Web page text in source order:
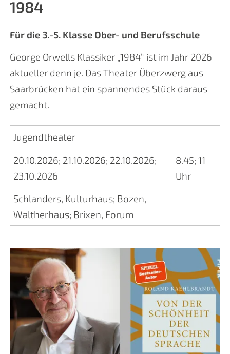
1984
Für die 3.-5. Klasse Ober- und Berufsschule
George Orwells Klassiker „1984“ ist im Jahr 2026
aktueller denn je. Das Theater Überzwerg aus
Saarbrücken hat ein spannendes Stück daraus
gemacht.
Jugendtheater
20.10.2026; 21.10.2026; 22.10.2026;
23.10.2026
8.45;11
Uhr
Schlanders, Kulturhaus; Bozen,
Waltherhaus; Brixen, Forum